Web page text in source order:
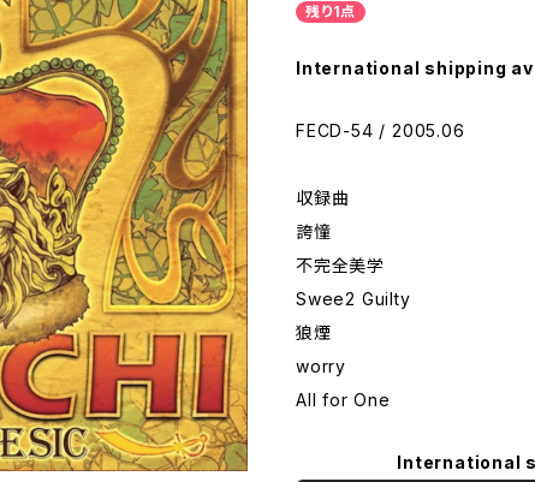
残り1点
International shipping
FECD-54 / 2005.06
収録曲
誇憧
不完全美学
Swee2 Guilty
狼煙
worry
All for One
International